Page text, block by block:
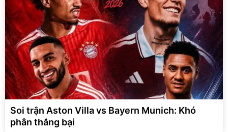
Soi trận Aston Villa vs Bayern Munich: Khó
phân thắng bại